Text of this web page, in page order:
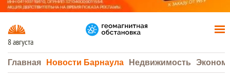
8 августа
Главная Новости Барнаула Недвижимость